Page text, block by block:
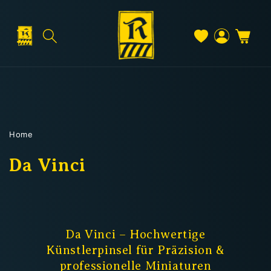
Inhalt
Warenkorb
Home
K
Da Vinci
Da Vinci – Hochwertige
Künstlerpinsel für Präzision &
professionelle Miniaturen
Versand & Lieferung
Deutschland: ab
69 €
Österreich & EU: ab200 €